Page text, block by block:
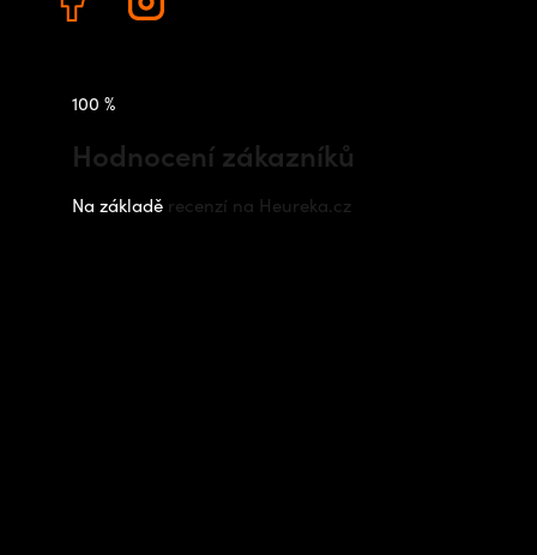
100 %
Hodnocení zákazníků
Na základě recenzí na Heureka.cz